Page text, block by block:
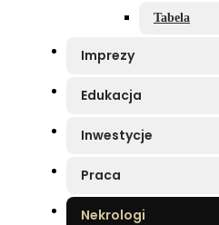
Tabela
Imprezy
Edukacja
Inwestycje
Praca
Nekrologi